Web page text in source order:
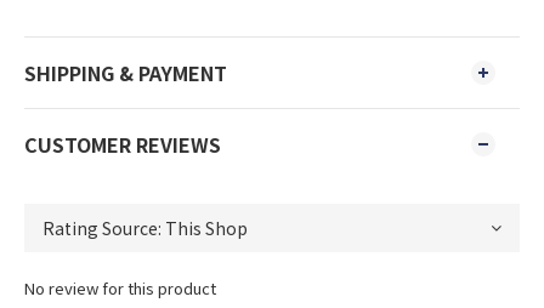
SHIPPING & PAYMENT
CUSTOMER REVIEWS
No review for this product